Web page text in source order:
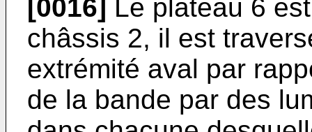
[0016] Le plateau 6
châssis 2, il est
extrémité aval par
de la bande par des